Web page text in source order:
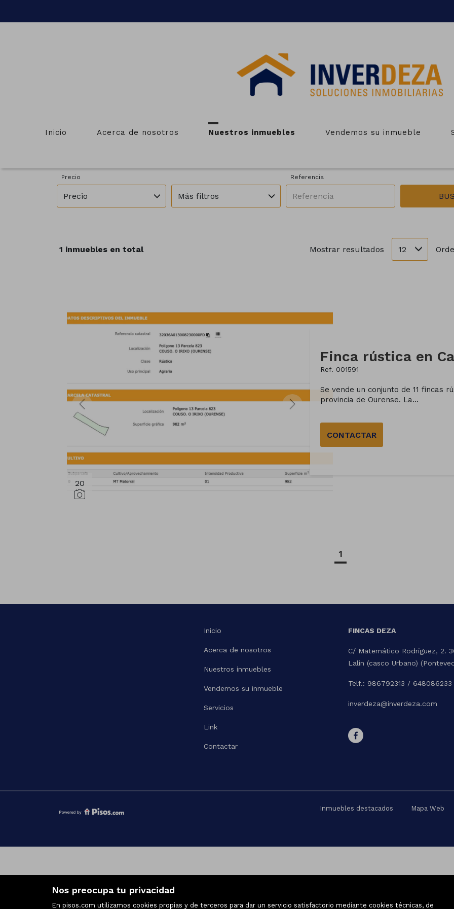
Nos preocupa tu privacidad
En pisos.com utilizamos cookies propias y de terceros para dar un servicio satisfactorio mediante cookies técnicas, de
Inicio Acerca de nosotros Nuestros inmuebles Vendemos su inmueble
Provincias Municipios Zonas Operación
Precio
Precio Más filtros
Referencia
1 inmuebles en total Mostrar resultados 12
20
Ref. 001591
Se vende un conjunto de 11 fincas
provincia de Ourense. La...
CONTACTAR
1
Inicio
Acerca de nosotros
Nuestros inmuebles
Vendemos su inmueble
Servicios
Link
Contactar
FINCAS DEZA
C/ Matemático Rodríguez, 2.
Lalin (casco Urbano)
Telf.: 986792313 / 648086233
inverdeza@inverdeza.com
Inmuebles destacados Mapa Web